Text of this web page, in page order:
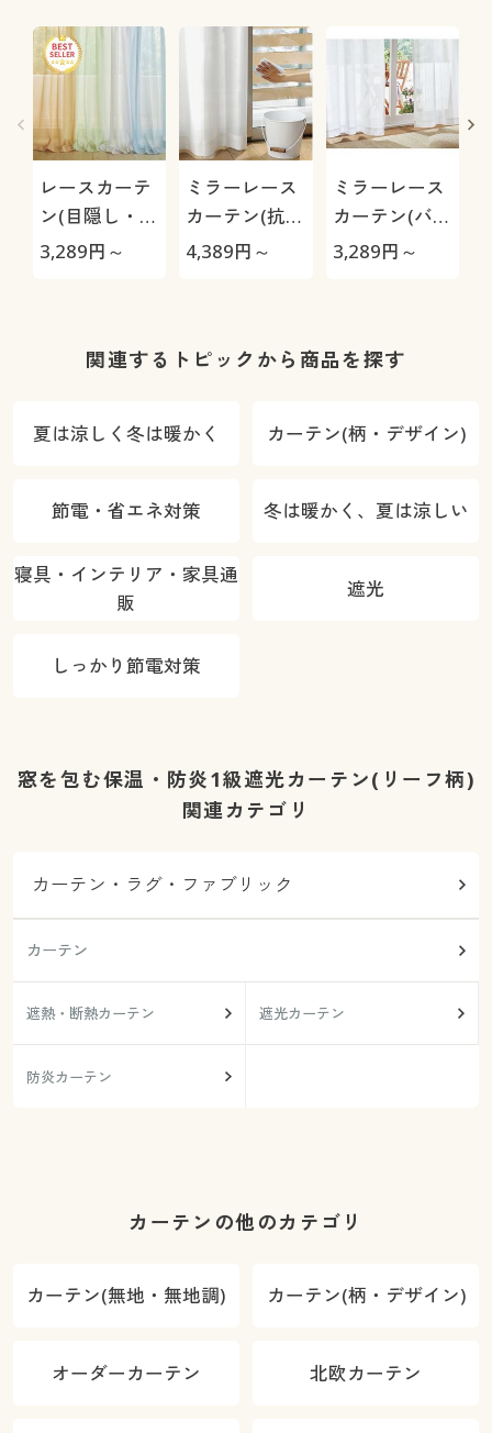
カラー・サイズを選択しカートに入れる
レースカーテ
ン(目隠し・
UVカット・防
3,289円～
ミラーレース
カーテン(抗
菌・防カビ・
ビ対策
4,389円～
ミラーレース
カーテン(バラ
とストライプ
3,289円～
関連するトピックから商品を探す
夏は涼しく冬は暖かく カーテン(柄・デザイン)
節電・省エネ対策 冬は暖かく、夏は涼しい
寝具・インテリア・家具通
販
遮光
しっかり節電対策
窓を包む保温・防炎1級遮光カーテン(リーフ柄)
関連カテゴリ
カーテン・ラグ・ファブリック
カーテン
遮熱・断熱カーテン 遮光カーテン
防炎カーテン
カーテンの他のカテゴリ
カーテン(無地・無地調) カーテン(柄・デザイン)
オーダーカーテン 北欧カーテン